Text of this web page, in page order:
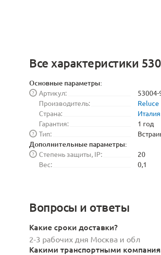
Все характеристики
Основные параметры:
Артикул:
?
53004-
Производитель:
Reluce
Страна:
Италия
Гарантия:
1 год
Тип:
?
Дополнительные параметры:
Степень защиты, IP:
?
20
Вес:
0,1
Вопросы и ответы
Какие сроки доставки?
2-3 рабочих дня Москва и обл
Какими транспортными